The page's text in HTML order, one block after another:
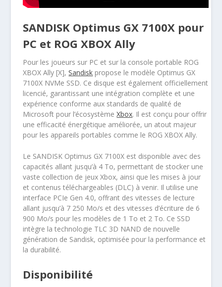
SANDISK Optimus GX 7100X pour
PC et ROG XBOX Ally
Pour les joueurs sur PC et sur la console portable ROG
XBOX Ally [X],Sandisk propose le modèle Optimus GX
7100X NVMe SSD. Ce disque est également officiellement
licencié, garantissant une intégration complète et une
expérience conforme aux standards de qualité de
Microsoft pour l’écosystèmeXbox. Il est conçu pour offrir
une efficacité énergétique améliorée, un atout majeur
pour les appareils portables comme le ROG XBOX Ally.
Le SANDISK Optimus GX 7100X est disponible avec des
capacités allant jusqu’à 4 To, permettant de stocker une
vaste collection de jeux Xbox, ainsi que les mises à jour
et contenus téléchargeables (DLC) à venir. Il utilise une
interface PCIe Gen 4.0, offrant des vitesses de lecture
allant jusqu’à 7 250 Mo/s et des vitesses d’écriture de 6
900 Mo/s pour les modèles de 1 To et 2 To. Ce SSD
intègre la technologie TLC 3D NAND de nouvelle
génération de Sandisk, optimisée pour la performance et
la durabilité.
Disponibilité